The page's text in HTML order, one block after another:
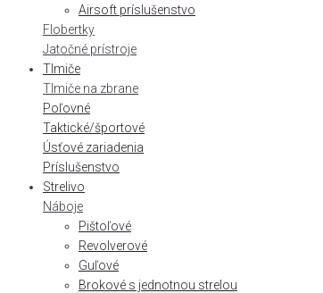
Airsoft príslušenstvo
Flobertky
Jatočné prístroje
Tlmiče
Tlmiče na zbrane
Poľovné
Taktické/športové
Úsťové zariadenia
Príslušenstvo
Strelivo
Náboje
Pištoľové
Revolverové
Guľové
Brokové s jednotnou strelou